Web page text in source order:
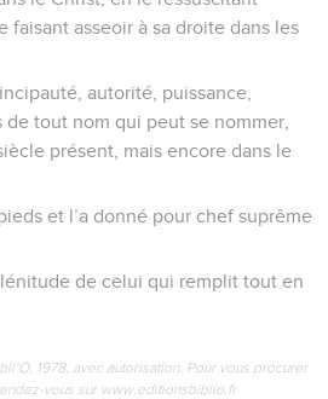
faisant asseoir à sa droite dans les
autorité, puissance,
de tout nom qui peut se nommer,
présent, mais encore dans le
et l’a donné pour chef suprême
de celui qui remplit tout en
1978, avec autorisation. Pour vous procurer
vous sur www.editionsbiblio.fr